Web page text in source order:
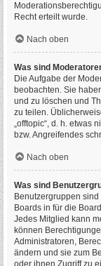
Recht erteilt wurde.
Nach oben
Was sind
Die Aufgabe der
beobachten. Sie
und zu löschen und
zu teilen.
„offtopic“, d. h. etwas
bzw. Angreifendes
Nach oben
Was sind
Benutzergruppen
Boards in für die
Jedes Mitglied kann
können
Administratoren,
ändern und sie zum
oder ihnen Zugriff zu